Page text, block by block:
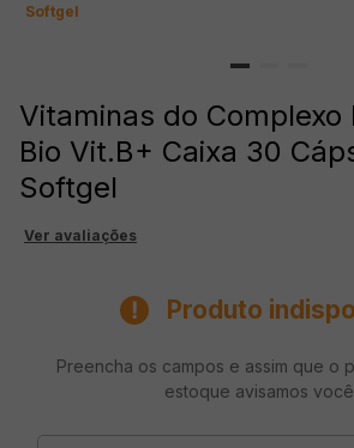
Softgel
Vitaminas do Complexo
Bio Vit.B+ Caixa 30
Softgel
Ver avaliações
Produto
Preencha os campos e assim que o
estoque avisamos